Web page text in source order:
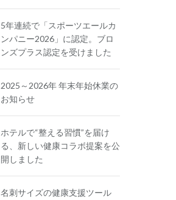
5年連続で「スポーツエールカ
ンパニー2026」に認定。ブロ
ンズプラス認定を受けました
2025～2026年 年末年始休業の
お知らせ
ホテルで“整える習慣”を届け
る、新しい健康コラボ提案を公
開しました
名刺サイズの健康支援ツール